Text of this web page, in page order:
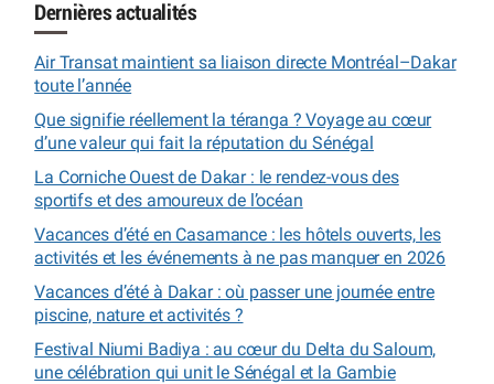
Dernières actualités
Air Transat maintient sa liaison directe Montréal–Dakar
toute l’année
Que signifie réellement la téranga ? Voyage au cœur
d’une valeur qui fait la réputation du Sénégal
La Corniche Ouest de Dakar : le rendez-vous des
sportifs et des amoureux de l’océan
Vacances d’été en Casamance : les hôtels ouverts, les
activités et les événements à ne pas manquer en 2026
Vacances d’été à Dakar : où passer une journée entre
piscine, nature et activités ?
Festival Niumi Badiya : au cœur du Delta du Saloum,
une célébration qui unit le Sénégal et la Gambie